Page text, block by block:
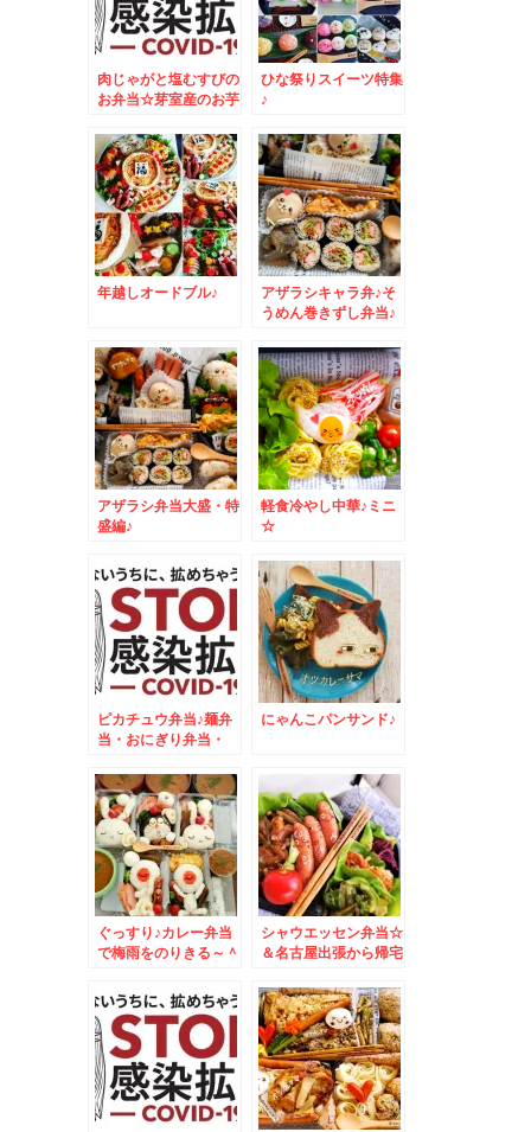
肉じゃがと塩むすびの
お弁当☆芽室産のお芋
～＾＾
ひな祭りスイーツ特集
♪
年越しオードブル♪
アザラシキャラ弁♪そ
うめん巻きずし弁当♪
アザラシ弁当大盛・特
盛編♪
軽食冷やし中華♪ミニ
☆
ピカチュウ弁当♪麺弁
当・おにぎり弁当・
色々
にゃんこパンサンド♪
ぐっすり♪カレー弁当
で梅雨をのりきる～＾
シャウエッセン弁当☆
＆名古屋出張から帰宅